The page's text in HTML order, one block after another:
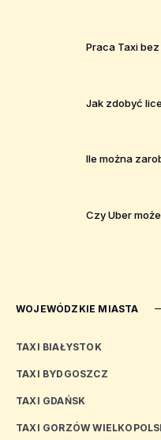
Praca Taxi
Jak zdobyć
Ile można
Czy Uber
WOJEWÓDZKIE MIASTA
TAXI BIAŁYSTOK
TAXI BYDGOSZCZ
TAXI GDAŃSK
TAXI GORZÓW